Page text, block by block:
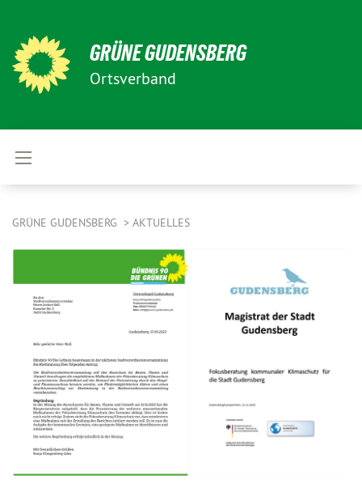
GRÜNE GUDENSBERG
Ortsverband
GRÜNE GUDENSBERG AKTUELLES